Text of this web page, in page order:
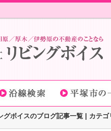
グボイスのブログ記事一覧 | カテ